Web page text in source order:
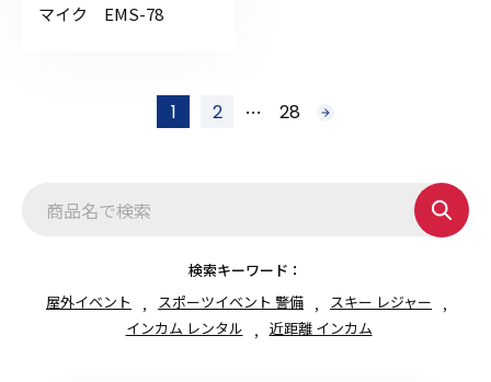
マイク EMS-78
1 2 … 28 次
検索キーワード：
屋外イベント
スポーツイベント 警備
スキー レジャー
インカム レンタル
近距離 インカム